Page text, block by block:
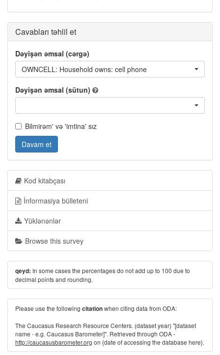
Cavabları təhlil et
Dəyişən əmsal (cərgə)
OWNCELL: Household owns: cell phone
Dəyişən əmsal (sütun)
Bilmirəm' və 'imtina' sız
Davam et
Kod kitabçası
İnformasiya bülleteni
Yüklənənlər
Browse this survey
qeyd: In some cases the percentages do not add up to 100 due to
decimal points and rounding.
Please use the following citationwhen citing data from ODA:
The Caucasus Research Resource Centers. (dataset year) "[dataset
name - e.g. Caucasus Barometer]". Retrieved through ODA -
http://caucasusbarometer.org on {date of accessing the database here}.